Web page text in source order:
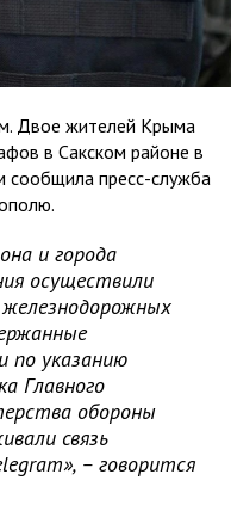
Двое жителей Крыма
в Сакском районе в
сообщила пресс-служба
и города
осуществили
по указанию
Главного
обороны
связь
– говорится